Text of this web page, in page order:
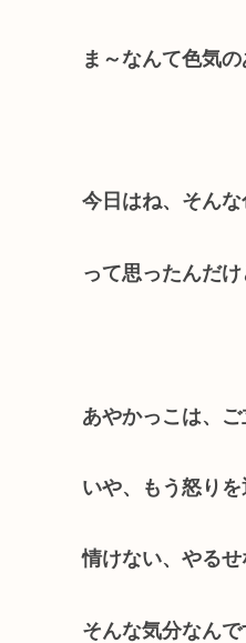
ま～なんて色気の
今日はね、そん
って思ったんだけ
あやかっこは、ご
いや、もう怒りを
情けない、やるせ
そんな気分なんで